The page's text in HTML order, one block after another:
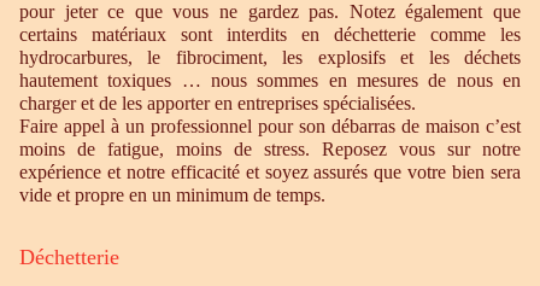
pour jeter ce que vous ne gardez pas. Notez également que
certains matériaux sont interdits en déchetterie comme les
hydrocarbures, le fibrociment, les explosifs et les déchets
hautement toxiques … nous sommes en mesures de nous en
charger et de les apporter en entreprises spécialisées.
Faire appel à un professionnel pour son débarras de maison c’est
moins de fatigue, moins de stress. Reposez vous sur notre
expérience et notre efficacité et soyez assurés que votre bien sera
vide et propre en un minimum de temps.
Déchetterie